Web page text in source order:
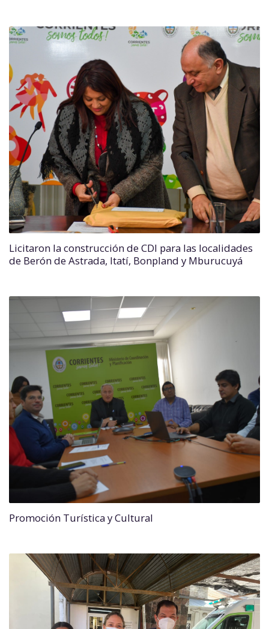
Licitaron la construcción de CDI para las localidades
de Berón de Astrada, Itatí, Bonpland y Mburucuyá
Promoción Turística y Cultural